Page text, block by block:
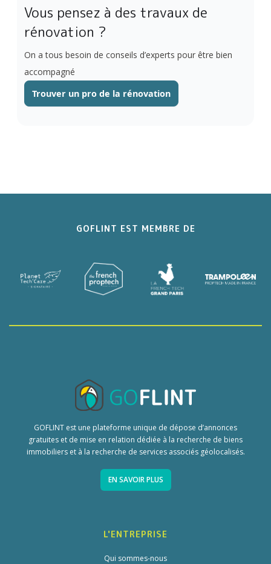
Vous pensez à des travaux de
rénovation ?
On a tous besoin de conseils d’experts pour être bien
accompagné
Trouver un pro de la rénovation
GOFLINT EST MEMBRE DE
GOFLINT est une plateforme unique de dépose d’annonces
gratuites et de mise en relation dédiée à la recherche de biens
immobiliers et à la recherche de services associés géolocalisés.
EN SAVOIR PLUS
L'ENTREPRISE
Qui sommes-nous